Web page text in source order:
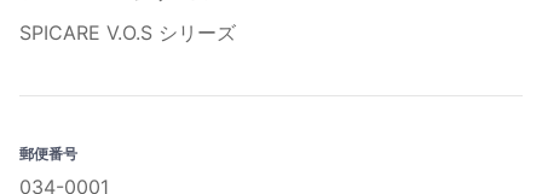
SPICARE V.O.S シリーズ
郵便番号
034-0001